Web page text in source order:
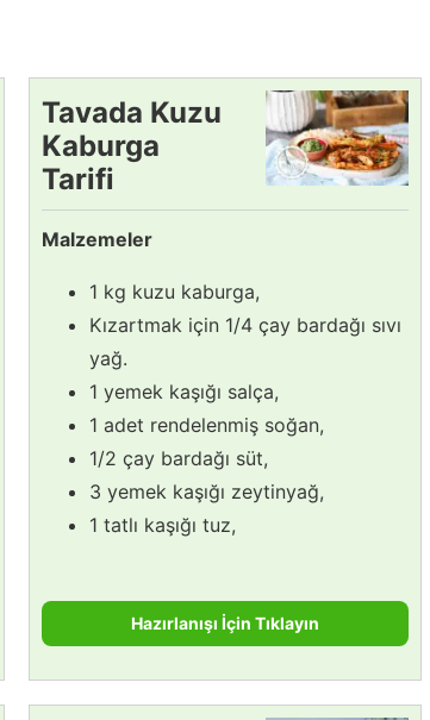
Tavada Kuzu
Kaburga
Tarifi
Malzemeler
1 kg kuzu kaburga,
Kızartmak için 1/4 çay bardağı sıvı
yağ.
1 yemek kaşığı salça,
1 adet rendelenmiş soğan,
1/2 çay bardağı süt,
3 yemek kaşığı zeytinyağ,
1 tatlı kaşığı tuz,
Hazırlanışı İçin Tıklayın